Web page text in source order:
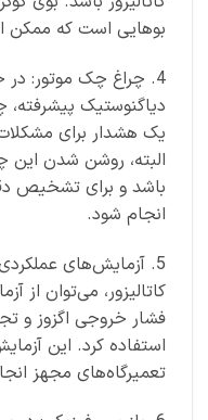
بوهایی است که ممکن
4. چراغ چک موتور:
دیاگنوستیک
یک هشدار برای
البته، روشن شدن این
باشد و برای تشخیص
انجام شود.
5. آزمایش‌های
کاتالیزور، می‌توان
فشار خروجی اگزوز و
استفاده کرد. این
تعمیرگاه‌های مجهز